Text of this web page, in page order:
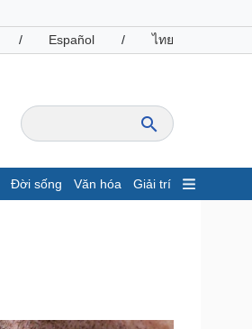
/ Español / ไทย
Đời sống Văn hóa Giải trí
Giá cà phê